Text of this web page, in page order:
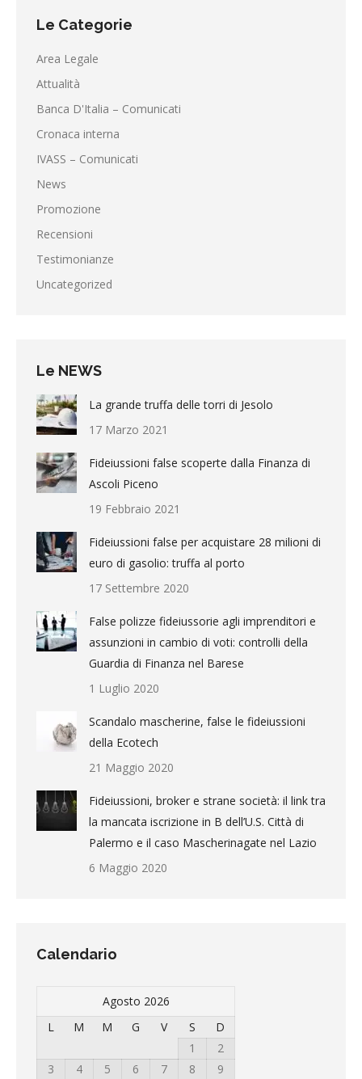
Le Categorie
Area Legale
Attualità
Banca D'Italia – Comunicati
Cronaca interna
IVASS – Comunicati
News
Promozione
Recensioni
Testimonianze
Uncategorized
Le NEWS
La grande truffa delle torri di Jesolo
17 Marzo 2021
Fideiussioni false scoperte dalla Finanza di
Ascoli Piceno
19 Febbraio 2021
Fideiussioni false per acquistare 28 milioni di
euro di gasolio: truffa al porto
17 Settembre 2020
False polizze fideiussorie agli imprenditori e
assunzioni in cambio di voti: controlli della
Guardia di Finanza nel Barese
1 Luglio 2020
Scandalo mascherine, false le fideiussioni
della Ecotech
21 Maggio 2020
Fideiussioni, broker e strane società: il link tra
la mancata iscrizione in B dell’U.S. Città di
Palermo e il caso Mascherinagate nel Lazio
6 Maggio 2020
Calendario
Agosto 2026
L
M M G V S
D
1
2
3
4 5 6 7 8
9